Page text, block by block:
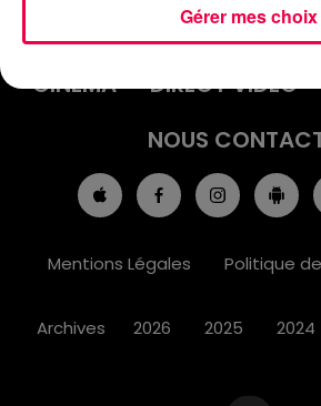
JEUX
CINÉMA
DIRECT VIDÉO
NOUS
Mentions Légales Politique
Archives 2026 2025 2024
Gérer mes choix